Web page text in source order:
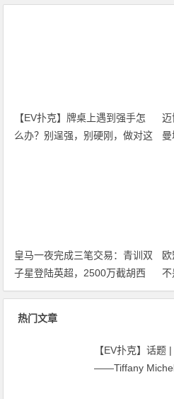
【EV扑克】牌桌上遇到强手怎
么办？别逞强，别硬刚，做对这
迈
皇马一夜完成三笔交易：青训双
子星登陆英超，2500万截胡西
甲锋霸，大发体育助力你的致富
球
热门文章
【EV扑克】话题
——Tiffany